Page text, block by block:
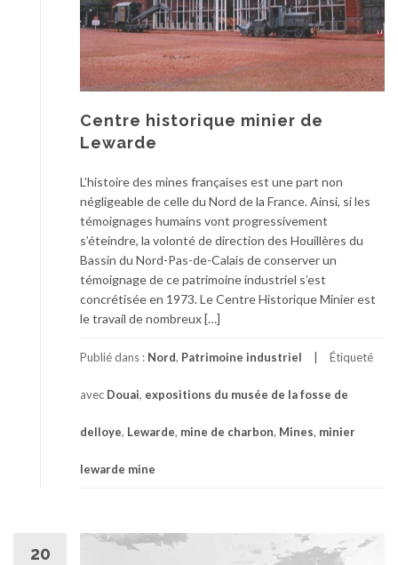
Centre historique minier de
Lewarde
L’histoire des mines françaises est une part non
négligeable de celle du Nord de la France. Ainsi, si les
témoignages humains vont progressivement
s’éteindre, la volonté de direction des Houillères du
Bassin du Nord-Pas-de-Calais de conserver un
témoignage de ce patrimoine industriel s’est
concrétisée en 1973. Le Centre Historique Minier est
le travail de nombreux […]
Publié dans : Nord, Patrimoine industriel Étiqueté
avec Douai, expositions du musée de la fosse de
delloye, Lewarde, mine de charbon, Mines, minier
lewarde mine
20